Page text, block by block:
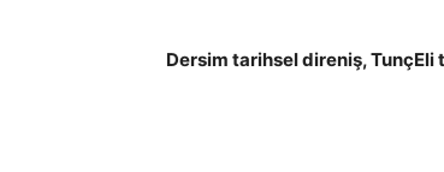
Dersim tarihsel direniş,